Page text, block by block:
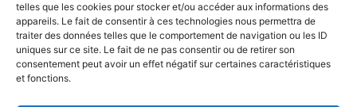
telles que les cookies pour stocker et/ou accéder aux informations des
appareils. Le fait de consentir à ces technologies nous permettra de
traiter des données telles que le comportement de navigation ou les ID
uniques sur ce site. Le fait de ne pas consentir ou de retirer son
consentement peut avoir un effet négatif sur certaines caractéristiques
et fonctions.